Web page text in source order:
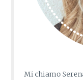
Mi chiamo